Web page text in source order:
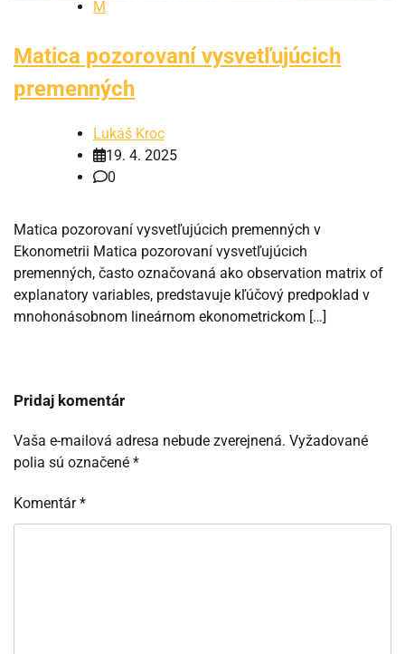
M
Matica pozorovaní vysvetľujúcich
premenných
Lukáš Kroc
19. 4. 2025
0
Matica pozorovaní vysvetľujúcich premenných v
Ekonometrii Matica pozorovaní vysvetľujúcich
premenných, často označovaná ako observation matrix of
explanatory variables, predstavuje kľúčový predpoklad v
mnohonásobnom lineárnom ekonometrickom […]
Pridaj komentár
Vaša e-mailová adresa nebude zverejnená. Vyžadované
polia sú označené *
Komentár*